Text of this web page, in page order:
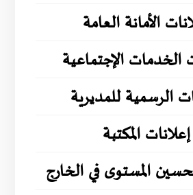
الأمانة العامة
الخدمات الإجتماعية
الرسمية للمديرية
إعلانات المكتبة
المستوى في الخارج